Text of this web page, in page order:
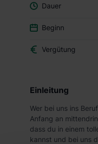
Dauer
Beginn
Vergütung
Einleitung
Wer bei uns ins
Anfang an
dass du in einem
kannst und bei uns